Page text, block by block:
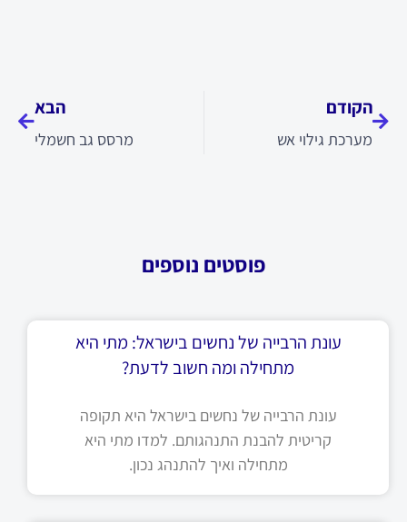
הקודם
מערכת גילוי אש
הבא
מרסס גב חשמלי
פוסטים נוספים
עונת הרבייה של נחשים בישראל: מתי היא
מתחילה ומה חשוב לדעת?
עונת הרבייה של נחשים בישראל היא תקופה
קריטית להבנת התנהגותם. למדו מתי היא
מתחילה ואיך להתנהג נכון.